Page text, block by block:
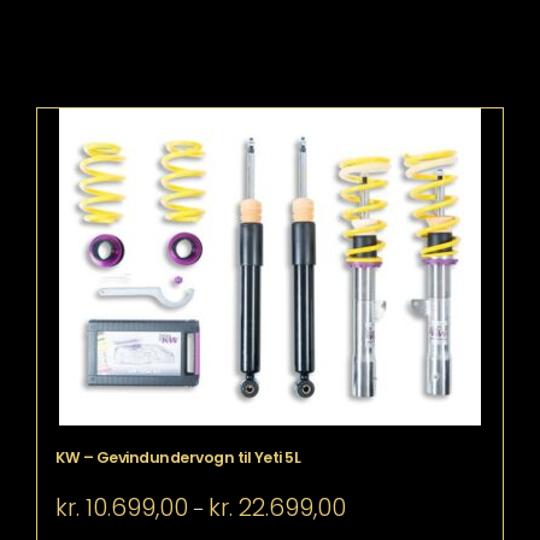
KW – Gevindundervogn til Yeti 5L
kr. 10.699,00 – kr. 22.699,00